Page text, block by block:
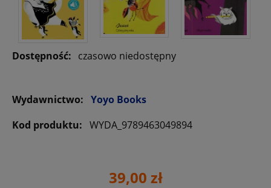
Dostępność: czasowo niedostępny
Wydawnictwo: Yoyo Books
Kod produktu: WYDA_9789463049894
39,00 zł